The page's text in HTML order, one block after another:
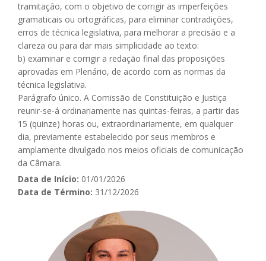
tramitação, com o objetivo de corrigir as imperfeições
gramaticais ou ortográficas, para eliminar contradições,
erros de técnica legislativa, para melhorar a precisão e a
clareza ou para dar mais simplicidade ao texto:
b) examinar e corrigir a redação final das proposições
aprovadas em Plenário, de acordo com as normas da
técnica legislativa.
Parágrafo único. A Comissão de Constituição e Justiça
reunir-se-á ordinariamente nas quintas-feiras, a partir das
15 (quinze) horas ou, extraordinariamente, em qualquer
dia, previamente estabelecido por seus membros e
amplamente divulgado nos meios oficiais de comunicação
da Câmara.
Data de Início: 01/01/2026
Data de Término: 31/12/2026